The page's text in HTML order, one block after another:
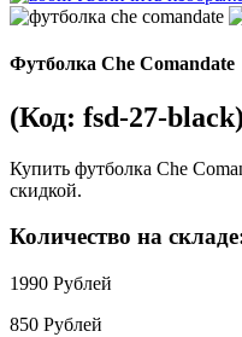
Футболка Сhe Comandate
(Код: fsd-27-black)
Купить футболка Сhe
скидкой.
Количество на
1990 Рублей
850 Рублей